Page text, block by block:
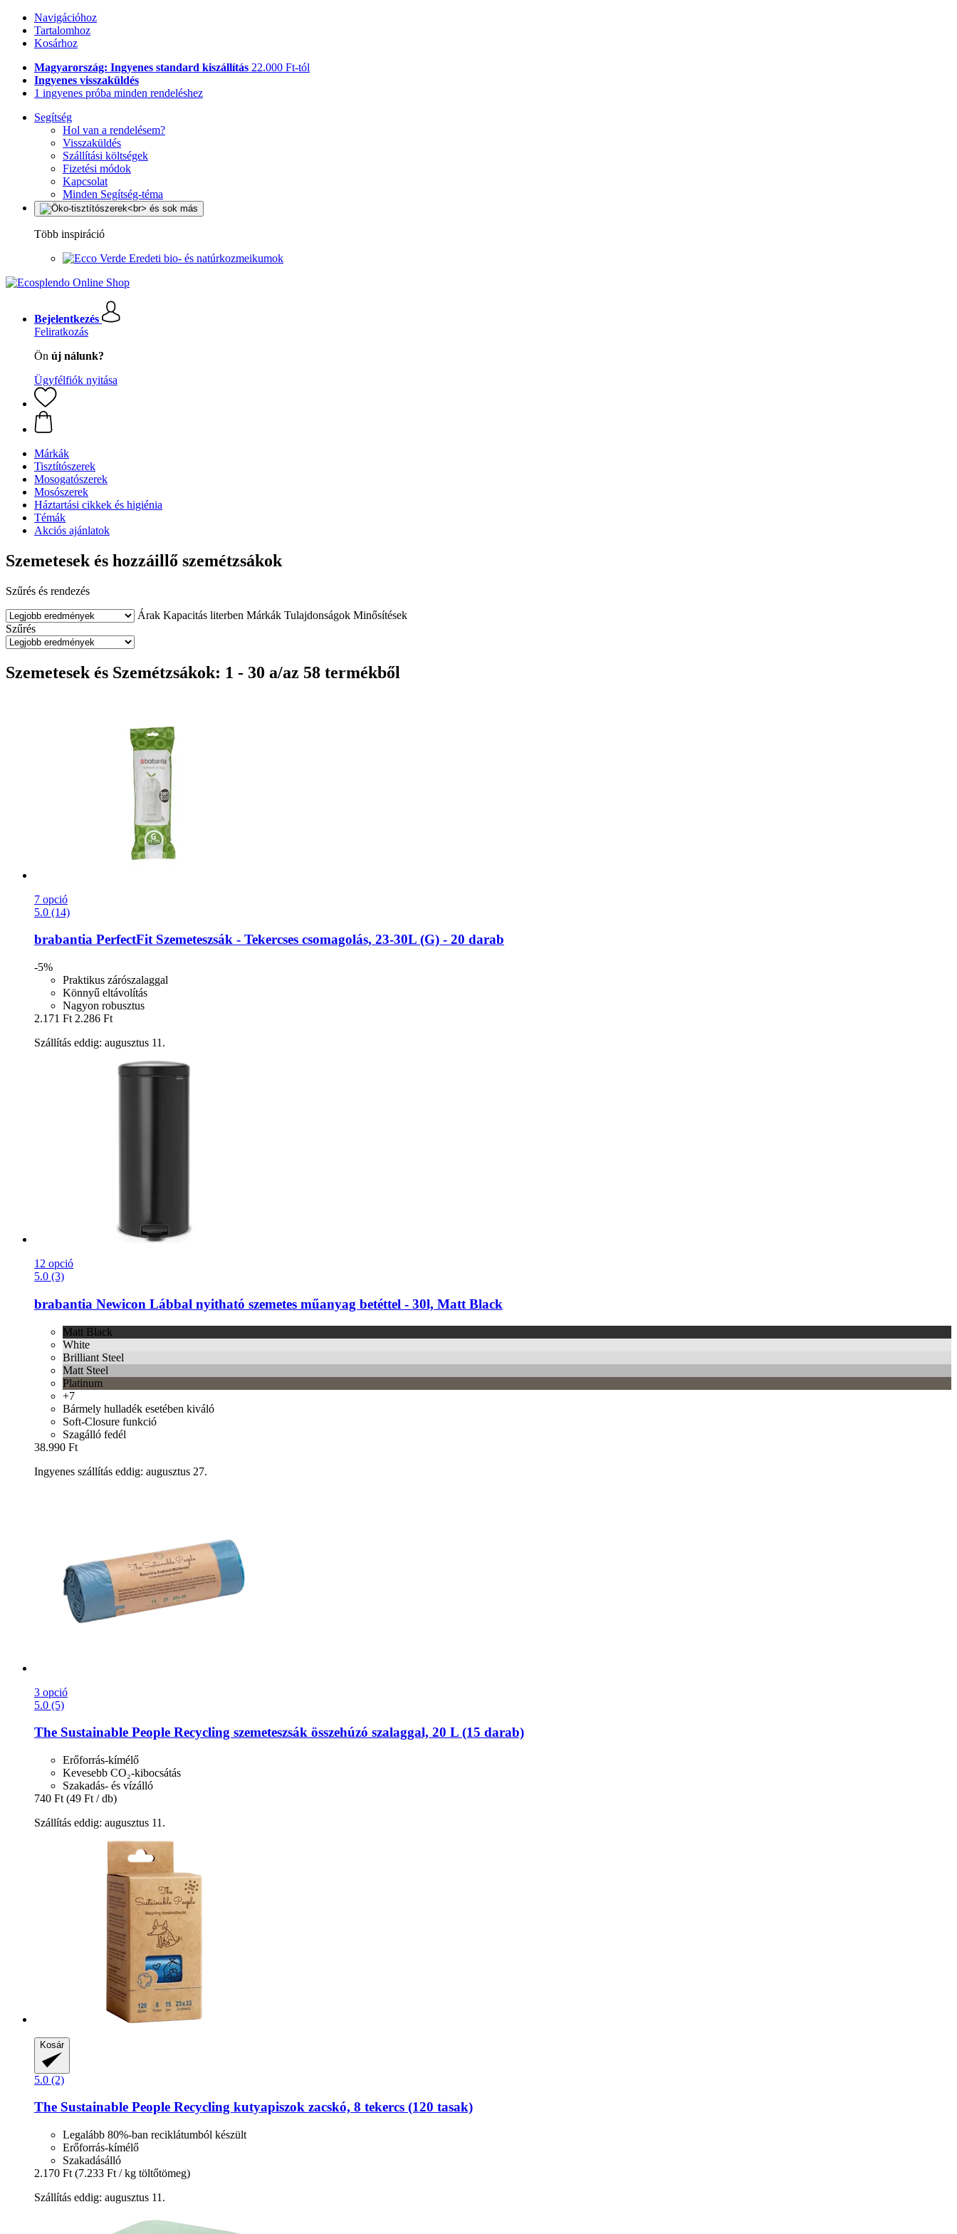
Navigációhoz
Tartalomhoz
Kosárhoz
Magyarország: Ingyenes standard kiszállítás 22.000 Ft-tól
Ingyenes visszaküldés
1 ingyenes próba minden rendeléshez
Segítség
Hol van a rendelésem?
Visszaküldés
Szállítási költségek
Fizetési módok
Kapcsolat
Minden Segítség-téma
Több inspiráció
Eredeti bio- és natúrkozmeikumok
Bejelentkezés
Feliratkozás
Ön új nálunk?
Ügyfélfiók nyitása
Márkák
Tisztítószerek
Mosogatószerek
Mosószerek
Háztartási cikkek és higiénia
Témák
Akciós ajánlatok
Szemetesek és hozzáillő szemétzsákok
Szűrés és rendezés
Árak Kapacitás literben Márkák Tulajdonságok Minősítések
Szűrés
Szemetesek és Szemétzsákok: 1 - 30 a/az 58 termékből
7 opció
5.0 (14)
brabantia PerfectFit Szemeteszsák -​ Tekercses csomagolás, 23-​30L (G) -​ 20 darab
-5%
Praktikus zárószalaggal
Könnyű eltávolítás
Nagyon robusztus
2.171 Ft 2.286 Ft
Szállítás eddig: augusztus 11.
12 opció
5.0 (3)
brabantia Newicon Lábbal nyitható szemetes műanyag betéttel -​ 30l, Matt Black
Matt Black
White
Brilliant Steel
Matt Steel
Platinum
+7
Bármely hulladék esetében kiváló
Soft-Closure funkció
Szagálló fedél
38.990 Ft
Ingyenes szállítás eddig: augusztus 27.
3 opció
5.0 (5)
The Sustainable People Recycling szemeteszsák összehúzó szalaggal, 20 L (15 darab)
Erőforrás-kímélő
Kevesebb CO₂-kibocsátás
Szakadás- és vízálló
740 Ft (49 Ft / db)
Szállítás eddig: augusztus 11.
Kosár
5.0 (2)
The Sustainable People Recycling kutyapiszok zacskó, 8 tekercs (120 tasak)
Legalább 80%-ban reciklátumból készült
Erőforrás-kímélő
Szakadásálló
2.170 Ft (7.233 Ft / kg töltőtömeg)
Szállítás eddig: augusztus 11.